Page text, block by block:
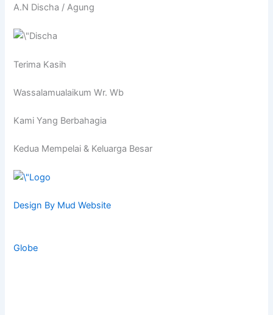
A.N Discha / Agung
Terima Kasih
Wassalamualaikum Wr. Wb
Kami Yang Berbahagia
Kedua Mempelai & Keluarga Besar
Design By Mud Website
Globe